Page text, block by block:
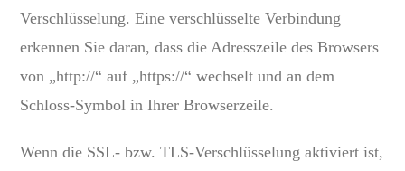
Verschlüsselung. Eine verschlüsselte Verbindung
erkennen Sie daran, dass die Adresszeile des Browsers
von „http://“ auf „https://“ wechselt und an dem
Schloss-Symbol in Ihrer Browserzeile.
Wenn die SSL- bzw. TLS-Verschlüsselung aktiviert ist,